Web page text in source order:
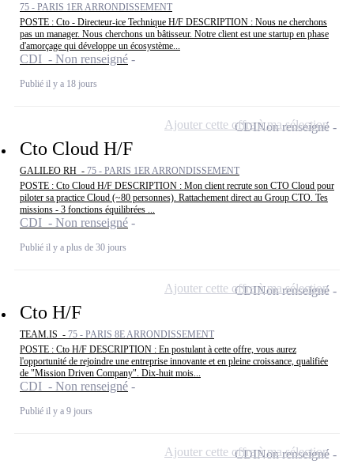
75 - PARIS 1ER ARRONDISSEMENT
POSTE : Cto - Directeur-ice Technique H/F DESCRIPTION : Nous ne cherchons
pas un manager. Nous cherchons un bâtisseur. Notre client est une startup en phase
d'amorçage qui développe un écosystème...
CDI - Non renseigné
Publié il y a 18 jours
Cto Cloud H/F
GALILEO RH - 75 - PARIS 1ER ARRONDISSEMENT
POSTE : Cto Cloud H/F DESCRIPTION : Mon client recrute son CTO Cloud pour
piloter sa practice Cloud (~80 personnes). Rattachement direct au Group CTO. Tes
missions - 3 fonctions équilibrées ...
CDI - Non renseigné
Publié il y a plus de 30 jours
CDINon renseigné
Ajouter cette offre à ma sélection
Cto H/F
TEAM.IS - 75 - PARIS 8E ARRONDISSEMENT
POSTE : Cto H/F DESCRIPTION : En postulant à cette offre, vous aurez
l'opportunité de rejoindre une entreprise innovante et en pleine croissance, qualifiée
de "Mission Driven Company". Dix-huit mois...
CDI - Non renseigné
Publié il y a 9 jours
CDINon renseigné
Ajouter cette offre à ma sélection
CDINon renseigné
Ajouter cette offre à ma sélection